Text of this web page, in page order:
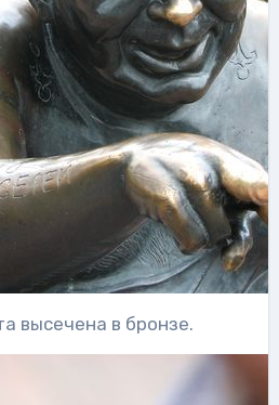
высечена в бронзе.